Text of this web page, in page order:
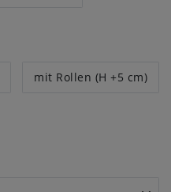
mit Rollen (H +5 cm)